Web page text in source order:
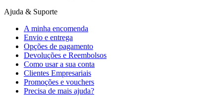
Ajuda & Suporte
A minha encomenda
Envio e entrega
Opções de pagamento
Devoluções e Reembolsos
Como usar a sua conta
Clientes Empresariais
Promoções e vouchers
Precisa de mais ajuda?